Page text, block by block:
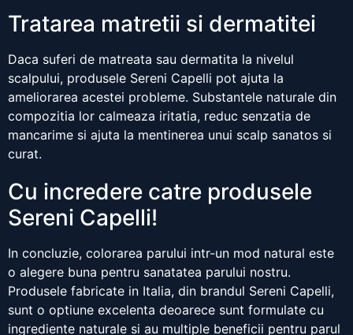
Tratarea matretii si dermatitei
Daca suferi de matreata sau dermatita la nivelul
scalpului, produsele Sereni Capelli pot ajuta la
ameliorarea acestei probleme. Substantele naturale din
compozitia lor calmeaza iritatia, reduc senzatia de
mancarime si ajuta la mentinerea unui scalp sanatos si
curat.
Cu incredere catre produsele
Sereni Capelli!
In concluzie, colorarea parului intr-un mod natural este
o alegere buna pentru sanatatea parului nostru.
Produsele fabricate in Italia, din brandul Sereni Capelli,
sunt o optiune excelenta deoarece sunt formulate cu
ingrediente naturale si au multiple beneficii pentru parul